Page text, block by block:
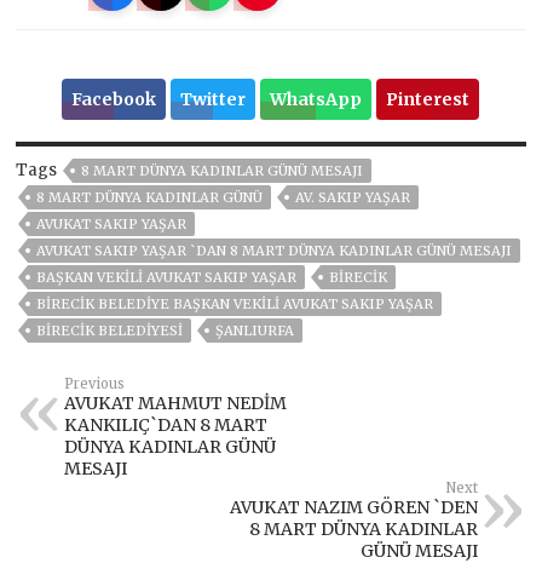
Facebook Twitter WhatsApp Pinterest
Tags
8 MART DÜNYA KADINLAR GÜNÜ MESAJI
8 MART DÜNYA KADINLAR GÜNÜ
AV. SAKIP YAŞAR
AVUKAT SAKIP YAŞAR
AVUKAT SAKIP YAŞAR `DAN 8 MART DÜNYA KADINLAR GÜNÜ MESAJI
BAŞKAN VEKILI AVUKAT SAKIP YAŞAR
BİRECİK
BIRECIK BELEDIYE BAŞKAN VEKILI AVUKAT SAKIP YAŞAR
BIRECIK BELEDIYESI
ŞANLIURFA
Previous
AVUKAT MAHMUT NEDİM
KANKILIÇ`DAN 8 MART
DÜNYA KADINLAR GÜNÜ
MESAJI
Next
AVUKAT NAZIM GÖREN `DEN
8 MART DÜNYA KADINLAR
GÜNÜ MESAJI